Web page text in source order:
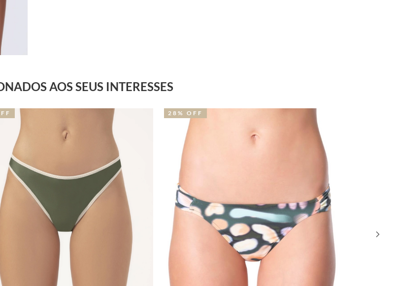
AOS SEUS INTERESSES
32% OFF